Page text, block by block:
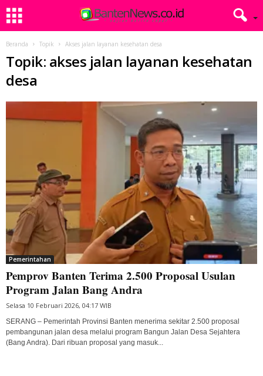
Beranda Topik Akses jalan layanan kesehatan desa
Topik: akses jalan layanan kesehatan
desa
Pemerintahan
Pemprov Banten Terima 2.500 Proposal Usulan
Program Jalan Bang Andra
Selasa 10 Februari 2026, 04:17 WIB
SERANG – Pemerintah Provinsi Banten menerima sekitar 2.500 proposal
pembangunan jalan desa melalui program Bangun Jalan Desa Sejahtera
(Bang Andra). Dari ribuan proposal yang masuk...